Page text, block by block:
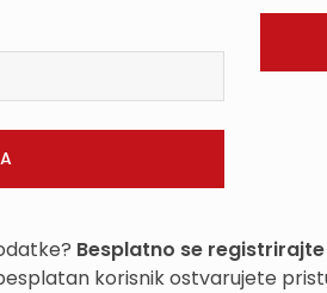
Besplatno se registrirajte
korisnik ostvarujete